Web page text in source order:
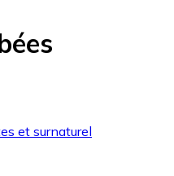
et surnaturel